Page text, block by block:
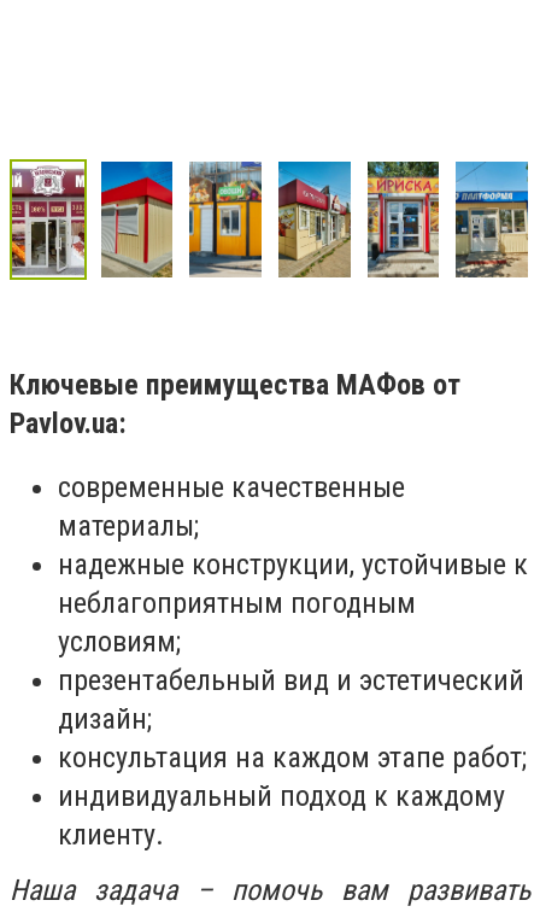
Ключевые преимущества МАФов от
Pavlov.ua:
современные качественные
материалы;
надежные конструкции, устойчивые к
неблагоприятным погодным
условиям;
презентабельный вид и эстетический
дизайн;
консультация на каждом этапе работ;
индивидуальный подход к каждому
клиенту.
Наша задача – помочь вам развивать